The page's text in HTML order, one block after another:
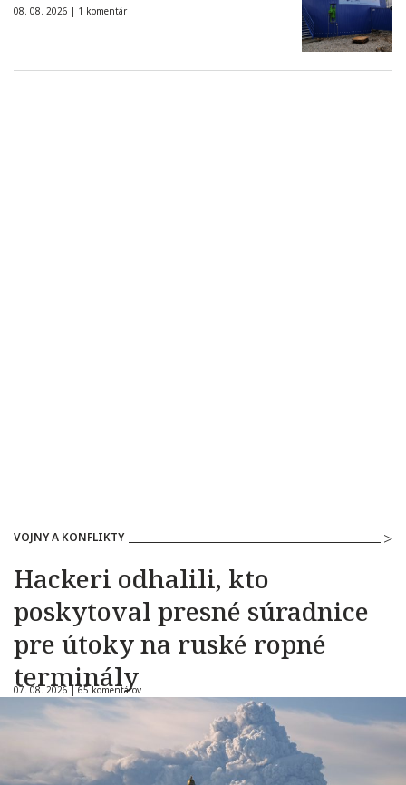
08. 08. 2026 | 1 komentár
VOJNY A KONFLIKTY
Hackeri odhalili, kto
poskytoval presné súradnice
pre útoky na ruské ropné
terminály
07. 08. 2026 |65 komentárov